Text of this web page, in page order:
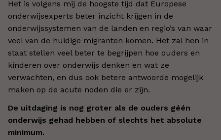
Het is volgens mij de hoogste tijd dat Europese
onderwijsexperts beter inzicht krijgen in de
onderwijssystemen van de landen en regio’s van waar
veel van de huidige migranten komen. Het zal hen in
staat stellen veel beter te begrijpen hoe ouders en
kinderen over onderwijs denken en wat ze
verwachten, en dus ook betere antwoorde mogelijk
maken op de acute noden die er zijn.
De uitdaging is nog groter als de ouders géén
onderwijs gehad hebben of slechts het absolute
minimum.